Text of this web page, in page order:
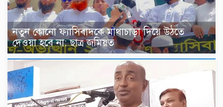
নতুন কোনো ফ্যাসিবাদকে মাথাচাড়া দিয়ে উঠতে
দেওয়া হবে না: ছাত্র জমিয়ত